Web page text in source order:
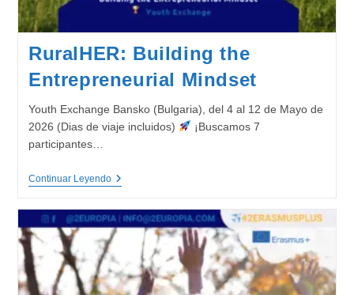
RuralHER: Building the
Entrepreneurial Mindset
Youth Exchange Bansko (Bulgaria), del 4 al 12 de Mayo de
2026 (Dias de viaje incluidos)
¡Buscamos 7
participantes…
Continuar LeyendoRuralHER:
Entrepreneurial
Mindset